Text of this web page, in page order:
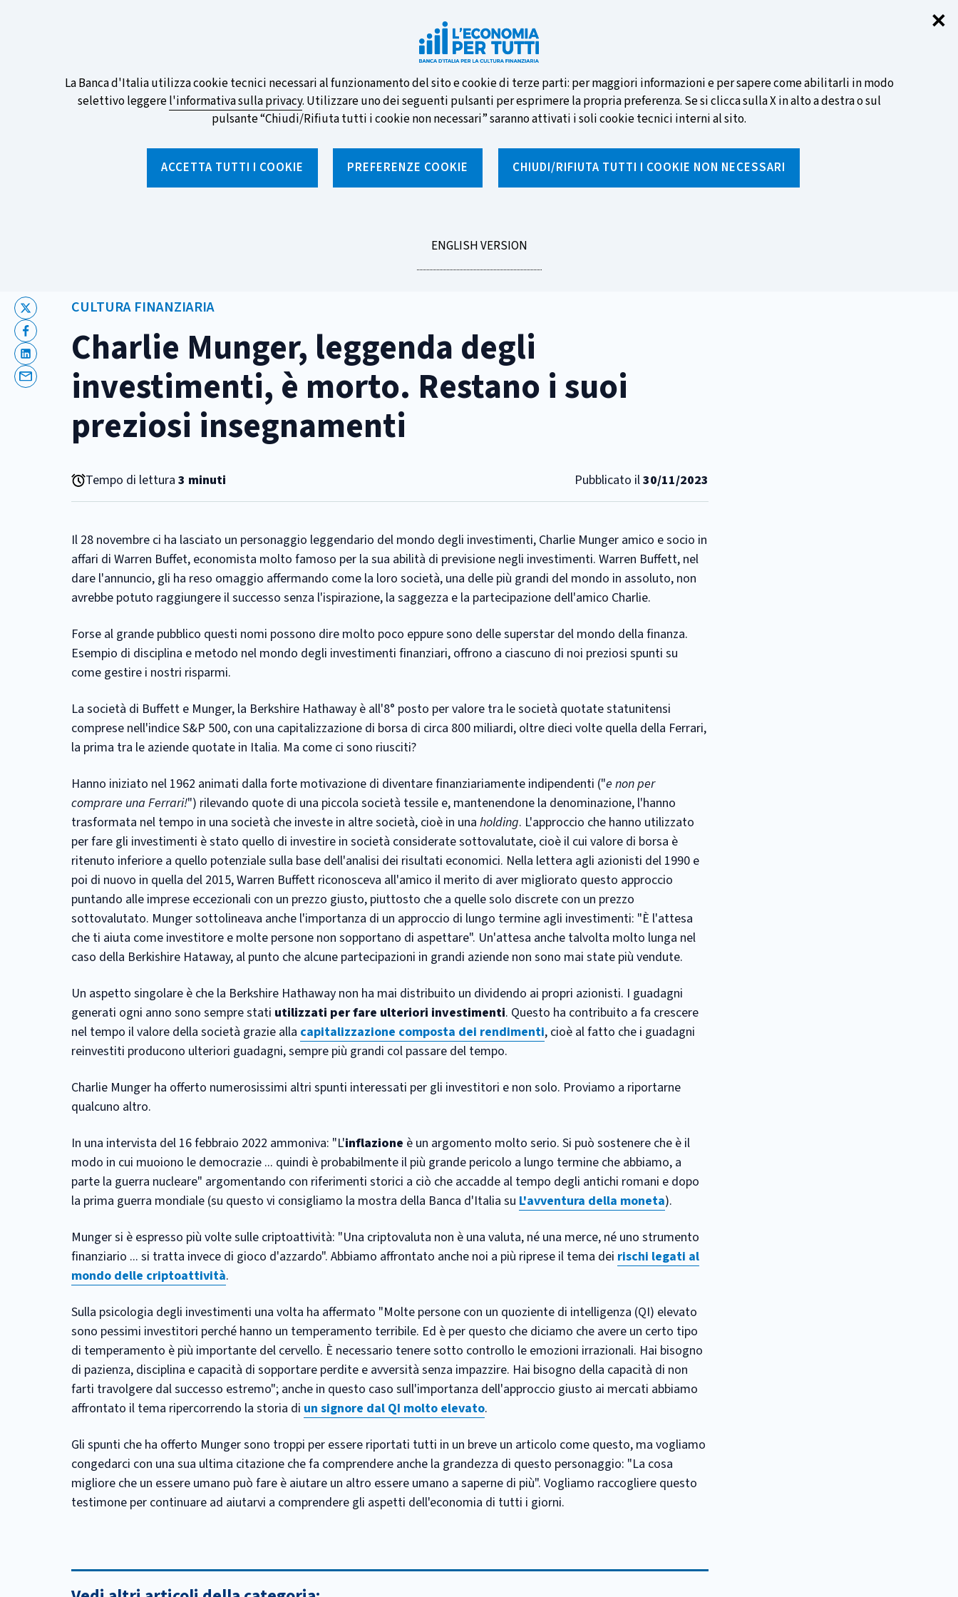
✕
Informativa
La Banca d'Italia utilizza cookie tecnici necessari al funzionamento del sito e cookie di terze parti: per maggiori informazioni e per sapere come abilitarli in modo
selettivo leggerel'informativa sulla privacy. Utilizzare uno dei seguenti pulsanti per esprimere la propria preferenza. Se si clicca sulla X in alto a destra o sul
pulsante “Chiudi/Rifiuta tutti i cookie non necessari” saranno attivati i soli cookie tecnici interni al sito.
ACCETTA TUTTI I COOKIE PREFERENZE COOKIE CHIUDI/RIFIUTA TUTTI I COOKIE NON NECESSARI
GO
ENGLISH VERSION
Version
Partecipa al sondaggio della BCE sulle nuove banconote e vota la tua
preferita!
SCOPRI DI PIÙ
Inserisci
testo
X
Facebook
Linkedin
Email
Charlie Munger, leggenda degli
investimenti, è morto. Restano i suoi
preziosi insegnamenti
CATEGORIA:
CULTURA FINANZIARIA
Tempo di lettura 3 minuti Pubblicato il30/11/2023
Il 28 novembre ci ha lasciato un personaggio leggendario del mondo degli investimenti, Charlie Munger amico e socio in
affari di Warren Buffet, economista molto famoso per la sua abilità di previsione negli investimenti. Warren Buffett, nel
dare l'annuncio, gli ha reso omaggio affermando come la loro società, una delle più grandi del mondo in assoluto, non
avrebbe potuto raggiungere il successo senza l'ispirazione, la saggezza e la partecipazione dell'amico Charlie.
Forse al grande pubblico questi nomi possono dire molto poco eppure sono delle superstar del mondo della finanza.
Esempio di disciplina e metodo nel mondo degli investimenti finanziari, offrono a ciascuno di noi preziosi spunti su
come gestire i nostri risparmi.
La società di Buffett e Munger, la Berkshire Hathaway è all'8° posto per valore tra le società quotate statunitensi
comprese nell'indice S&P 500, con una capitalizzazione di borsa di circa 800 miliardi, oltre dieci volte quella della Ferrari,
la prima tra le aziende quotate in Italia. Ma come ci sono riusciti?
Hanno iniziato nel 1962 animati dalla forte motivazione di diventare finanziariamente indipendenti ("e non per
comprare una Ferrari!") rilevando quote di una piccola società tessile e, mantenendone la denominazione, l'hanno
trasformata nel tempo in una società che investe in altre società, cioè in una holding. L'approccio che hanno utilizzato
per fare gli investimenti è stato quello di investire in società considerate sottovalutate, cioè il cui valore di borsa è
ritenuto inferiore a quello potenziale sulla base dell'analisi dei risultati economici. Nella lettera agli azionisti del 1990 e
poi di nuovo in quella del 2015, Warren Buffett riconosceva all'amico il merito di aver migliorato questo approccio
puntando alle imprese eccezionali con un prezzo giusto, piuttosto che a quelle solo discrete con un prezzo
sottovalutato. Munger sottolineava anche l'importanza di un approccio di lungo termine agli investimenti: "È l'attesa
che ti aiuta come investitore e molte persone non sopportano di aspettare". Un'attesa anche talvolta molto lunga nel
caso della Berkishire Hataway, al punto che alcune partecipazioni in grandi aziende non sono mai state più vendute.
Un aspetto singolare è che la Berkshire Hathaway non ha mai distribuito un dividendo ai propri azionisti. I guadagni
generati ogni anno sono sempre stati utilizzati per fare ulteriori investimenti. Questo ha contribuito a fa crescere
nel tempo il valore della società grazie alla capitalizzazione composta dei rendimenti, cioè al fatto che i guadagni
reinvestiti producono ulteriori guadagni, sempre più grandi col passare del tempo.
Charlie Munger ha offerto numerosissimi altri spunti interessati per gli investitori e non solo. Proviamo a riportarne
qualcuno altro.
In una intervista del 16 febbraio 2022 ammoniva: "L'inflazione è un argomento molto serio. Si può sostenere che è il
modo in cui muoiono le democrazie ... quindi è probabilmente il più grande pericolo a lungo termine che abbiamo, a
parte la guerra nucleare" argomentando con riferimenti storici a ciò che accadde al tempo degli antichi romani e dopo
la prima guerra mondiale (su questo vi consigliamo la mostra della Banca d'Italia su L'avventura della moneta).
Munger si è espresso più volte sulle criptoattività: "Una criptovaluta non è una valuta, né una merce, né uno strumento
finanziario ... si tratta invece di gioco d'azzardo". Abbiamo affrontato anche noi a più riprese il tema dei rischi legati al
mondo delle criptoattività.
Sulla psicologia degli investimenti una volta ha affermato "Molte persone con un quoziente di intelligenza (QI) elevato
sono pessimi investitori perché hanno un temperamento terribile. Ed è per questo che diciamo che avere un certo tipo
di temperamento è più importante del cervello. È necessario tenere sotto controllo le emozioni irrazionali. Hai bisogno
di pazienza, disciplina e capacità di sopportare perdite e avversità senza impazzire. Hai bisogno della capacità di non
farti travolgere dal successo estremo"; anche in questo caso sull'importanza dell'approccio giusto ai mercati abbiamo
affrontato il tema ripercorrendo la storia di un signore dal QI molto elevato.
Gli spunti che ha offerto Munger sono troppi per essere riportati tutti in un breve un articolo come questo, ma vogliamo
congedarci con una sua ultima citazione che fa comprendere anche la grandezza di questo personaggio: "La cosa
migliore che un essere umano può fare è aiutare un altro essere umano a saperne di più". Vogliamo raccogliere questo
testimone per continuare ad aiutarvi a comprendere gli aspetti dell'economia di tutti i giorni.